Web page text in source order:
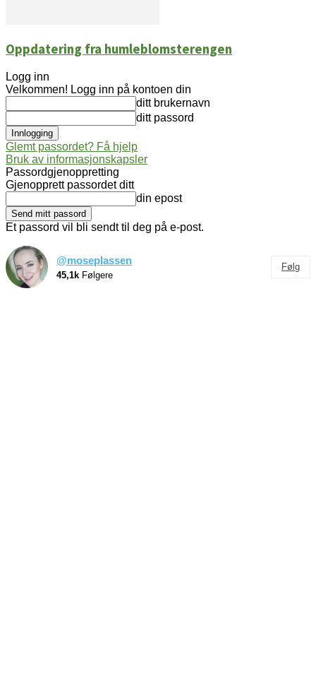
Oppdatering fra humleblomsterengen
Logg inn
Velkommen! Logg inn på kontoen din
ditt brukernavn
ditt passord
Glemt passordet? Få hjelp
Bruk av informasjonskapsler
Passordgjenoppretting
Gjenopprett passordet ditt
din epost
Et passord vil bli sendt til deg på e-post.
@moseplassen
45,1k Følgere
Følg